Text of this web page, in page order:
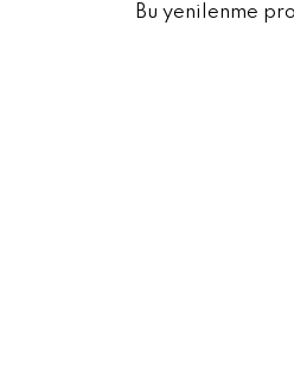
Bu yenilenme